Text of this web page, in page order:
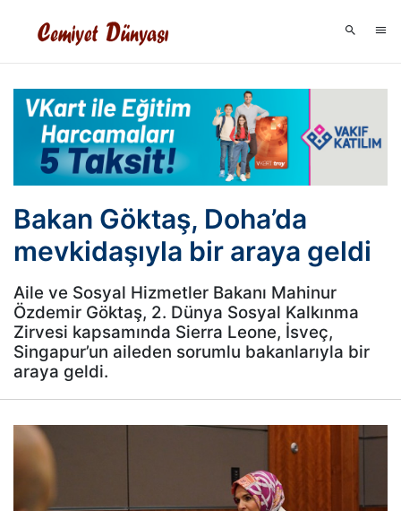
Bakan Göktaş, Doha’da
mevkidaşıyla bir araya geldi
Aile ve Sosyal Hizmetler Bakanı Mahinur
Özdemir Göktaş, 2. Dünya Sosyal Kalkınma
Zirvesi kapsamında Sierra Leone, İsveç,
Singapur’un aileden sorumlu bakanlarıyla bir
araya geldi.